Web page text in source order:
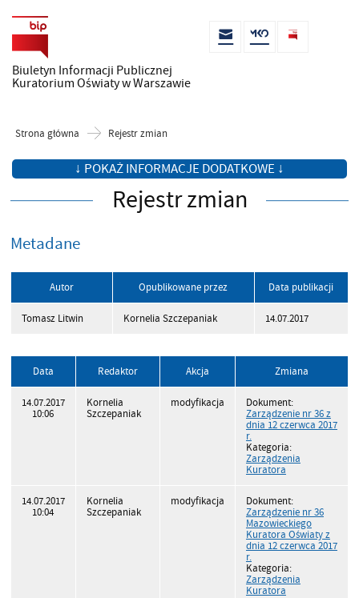
Biuletyn Informacji Publicznej
Kuratorium Oświaty w Warszawie
Strona główna Rejestr zmian
↓ POKAŻ INFORMACJE DODATKOWE ↓
Rejestr zmian
Metadane
Autor Opublikowane przez Data publikacji
Tomasz Litwin Kornelia Szczepaniak 14.07.2017
Data Redaktor Akcja Zmiana
14.07.2017
10:06
Kornelia
Szczepaniak
modyfikacja
Dokument:
Zarządzenie nr 36 z
dnia 12 czerwca 2017
r.
Kategoria:
Zarządzenia
Kuratora
14.07.2017
10:04
Kornelia
Szczepaniak
modyfikacja
Dokument:
Zarządzenie nr 36
Mazowieckiego
Kuratora Oświaty z
dnia 12 czerwca 2017
r.
Kategoria:
Zarządzenia
Kuratora